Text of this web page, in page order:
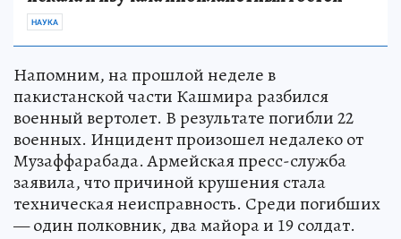
НАУКА
Напомним, на прошлой неделе в
пакистанской части Кашмира разбился
военный вертолет. В результате погибли 22
военных. Инцидент произошел недалеко от
Музаффарабада. Армейская пресс-служба
заявила, что причиной крушения стала
техническая неисправность. Среди погибших
— один полковник, два майора и 19 солдат.